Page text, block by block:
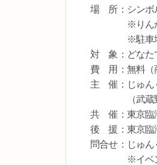
場 所：シンボ
※りんかい線
※駐車場の用
対 象：どなた
費 用：無料（
主 催：じゅん
（武蔵野大
共 催：東京臨
後 援：東京臨
問合せ：じゅん
※イベントに